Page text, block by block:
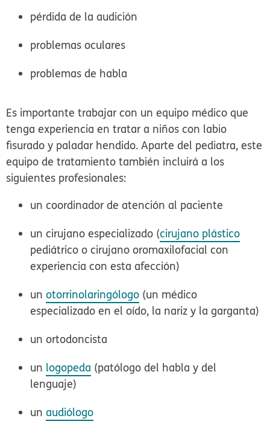
pérdida de la audición
problemas oculares
problemas de habla
Es importante trabajar con un equipo médico que
tenga experiencia en tratar a niños con labio
fisurado y paladar hendido. Aparte del pediatra, este
equipo de tratamiento también incluirá a los
siguientes profesionales:
un coordinador de atención al paciente
un cirujano especializado (cirujano plástico
pediátrico o cirujano oromaxilofacial con
experiencia con esta afección)
unotorrinolaringólogo (un médico
especializado en el oído, la nariz y la garganta)
un ortodoncista
un logopeda (patólogo del habla y del
lenguaje)
unaudiólogo